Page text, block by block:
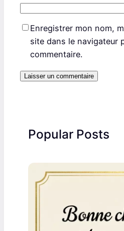
Enregistrer mon nom,
site dans le navigateur
commentaire.
Popular Posts